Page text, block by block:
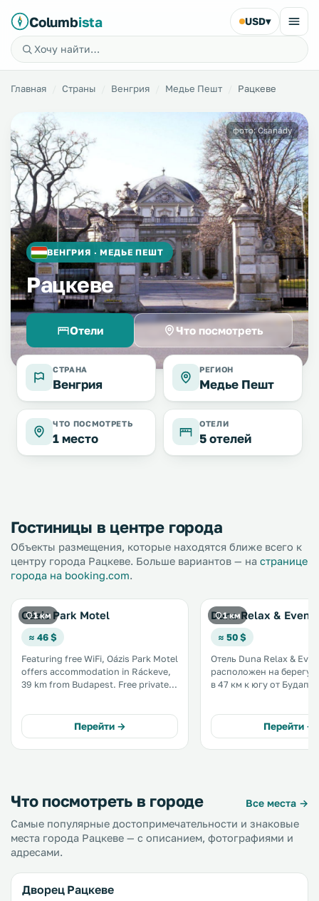
Columbista USD▾
Главная Страны Венгрия Медье Пешт Рацкеве
ВЕНГРИЯ · МЕДЬЕ ПЕШТ
Рацкеве
Отели Что посмотреть
фото: Csanády
СТРАНА
Венгрия
РЕГИОН
Медье Пешт
ЧТО ПОСМОТРЕТЬ
1 место
ОТЕЛИ
5 отелей
Гостиницы в центре города
Объекты размещения, которые находятся ближе всего к
центру города Рацкеве. Больше вариантов — на странице
города на booking.com.
1 км
Oázis Park Motel
≈ 46 $
Featuring free WiFi, Oázis Park Motel
offers accommodation in Ráckeve,
39 km from Budapest. Free private
You can play table tennis at the
motel. .
Перейти →
1 км
Duna Relax & Event
≈ 50 $
Отель Duna Relax &
расположен на берегу
в 47 км к югу от
высококачественные
услуги. Из окон большинства
номеров и люксов
Перейти →
Что посмотреть в городе
Все места →
Самые популярные достопримечательности и знаковые
места города Рацкеве — с описанием, фотографиями и
адресами.
Дворец Рацкеве